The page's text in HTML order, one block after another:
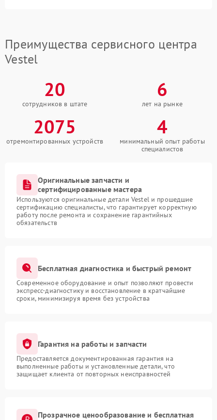
Преимущества сервисного центра
Vestel
20
сотрудников в штате
6
лет на рынке
2075
отремонтированных устройств
4
минимальный опыт работы
специалистов
Оригинальные запчасти и
сертифицированные мастера
Используются оригинальные детали Vestel и прошедшие
сертификацию специалисты, что гарантирует корректную
работу после ремонта и сохранение гарантийных
обязательств
Бесплатная диагностика и быстрый ремонт
Современное оборудование и опыт позволяют провести
экспресс-диагностику и восстановление в кратчайшие
сроки, минимизируя время без устройства
Гарантия на работы и запчасти
Предоставляется документированная гарантия на
выполненные работы и установленные детали, что
защищает клиента от повторных неисправностей
Прозрачное ценообразование и бесплатная